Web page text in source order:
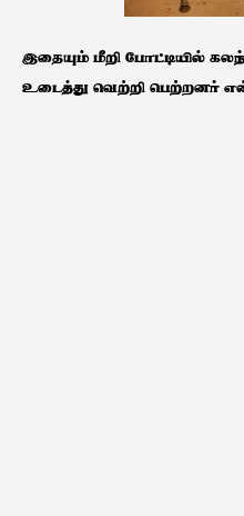
இதையும் மீறி போட்டியில்
உடைத்து வெற்றி பெற்றனர்